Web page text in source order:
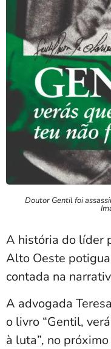
Doutor Gentil foi
A história do líder
Alto Oeste
contada na
A advogada
o livro “Gentil,
à luta”, no